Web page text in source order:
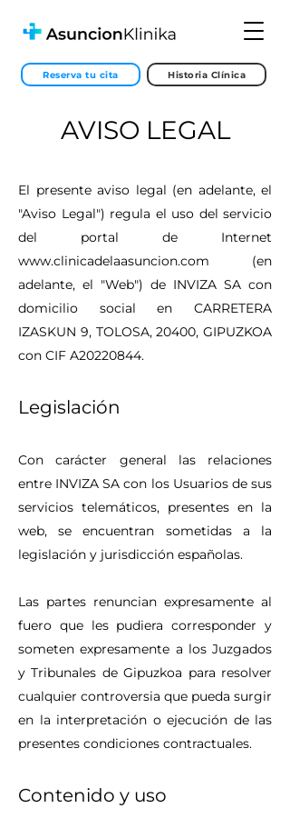
Reserva tu cita Historia Clínica
AVISO LEGAL
El presente aviso legal (en adelante, el
"Aviso Legal") regula el uso del servicio
del portal de Internet
www.clinicadelaasuncion.com (en
adelante, el "Web") de INVIZA SA con
domicilio social en CARRETERA
IZASKUN 9, TOLOSA, 20400, GIPUZKOA
con CIF A20220844.
Legislación
Con carácter general las relaciones
entre INVIZA SA con los Usuarios de sus
servicios telemáticos, presentes en la
web, se encuentran sometidas a la
legislación y jurisdicción españolas.
Las partes renuncian expresamente al
fuero que les pudiera corresponder y
someten expresamente a los Juzgados
y Tribunales de Gipuzkoa para resolver
cualquier controversia que pueda surgir
en la interpretación o ejecución de las
presentes condiciones contractuales.
Contenido y uso